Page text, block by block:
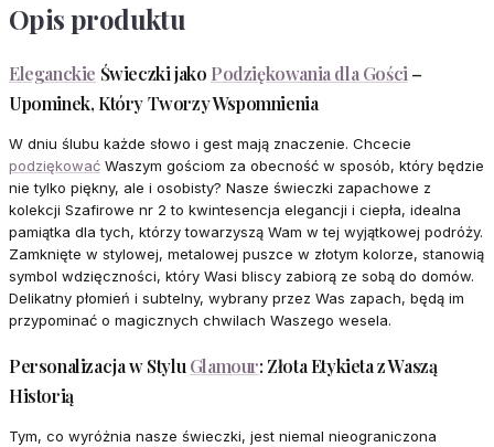
Opis produktu
Eleganckie Świeczki jako Podziękowania dla Gości–
Upominek, Który Tworzy Wspomnienia
W dniu ślubu każde słowo i gest mają znaczenie. Chcecie
podziękować Waszym gościom za obecność w sposób, który będzie
nie tylko piękny, ale i osobisty? Nasze świeczki zapachowe z
kolekcji Szafirowe nr 2 to kwintesencja elegancji i ciepła, idealna
pamiątka dla tych, którzy towarzyszą Wam w tej wyjątkowej podróży.
Zamknięte w stylowej, metalowej puszce w złotym kolorze, stanowią
symbol wdzięczności, który Wasi bliscy zabiorą ze sobą do domów.
Delikatny płomień i subtelny, wybrany przez Was zapach, będą im
przypominać o magicznych chwilach Waszego wesela.
Personalizacja w StyluGlamour: Złota Etykieta z Waszą
Historią
Tym, co wyróżnia nasze świeczki, jest niemal nieograniczona